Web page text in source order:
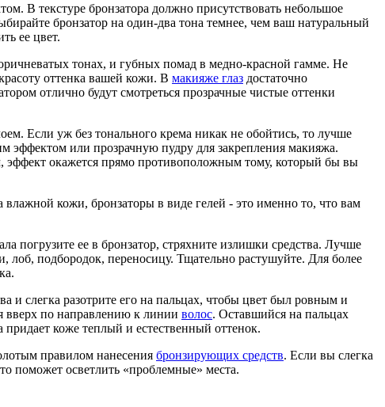
В текстуре бронзатора должно присутствовать небольшое
бронзатор на один-два тона темнее, чем ваш натуральный
ее цвет.
тонах, и губных помад в медно-красной гамме. Не
оттенка вашей кожи. В макияже глаз достаточно
отлично будут смотреться прозрачные чистые оттенки
Если уж без тонального крема никак не обойтись, то лучше
эффектом или прозрачную пудру для закрепления макияжа.
эффект окажется прямо противоположным тому, который бы вы
кожи, бронзаторы в виде гелей - это именно то, что вам
погрузите ее в бронзатор, стряхните излишки средства. Лучше
лоб, подбородок, переносицу. Тщательно растушуйте. Для более
и слегка разотрите его на пальцах, чтобы цвет был ровным и
вверх по направлению к линии волос. Оставшийся на пальцах
коже теплый и естественный оттенок.
правилом нанесения бронзирующих средств. Если вы слегка
поможет осветлить «проблемные» места.